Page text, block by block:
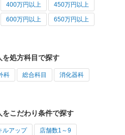
400万円以上 450万円以上
600万円以上 650万円以上
を処方科目で探す
科 総合科目 消化器科
こだわり条件で探す
ルアップ 店舗数1～9